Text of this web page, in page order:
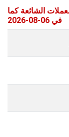
الشائعة كما
في 06-08-2026